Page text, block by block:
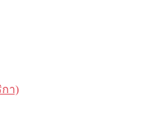
กา)